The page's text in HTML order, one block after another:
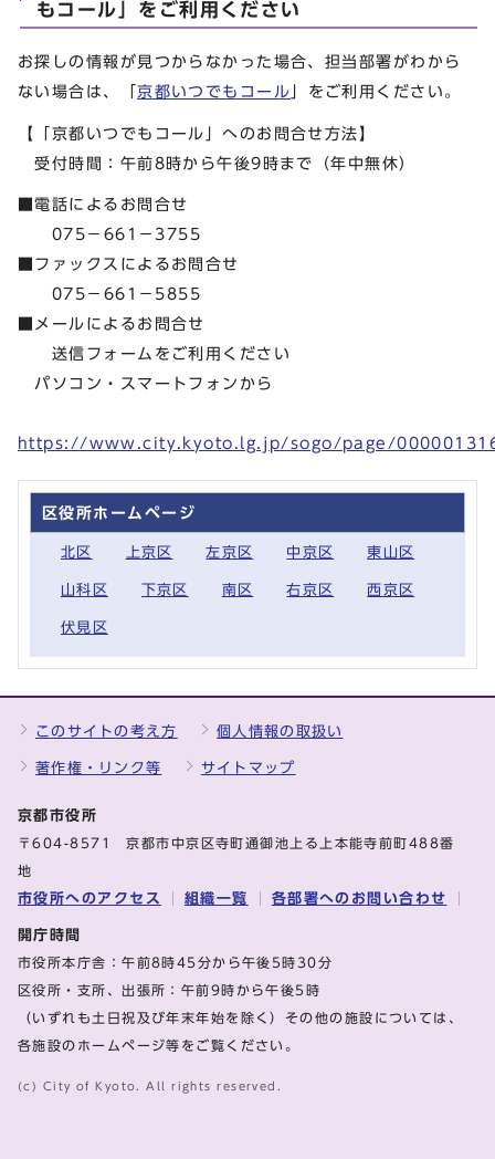
もコール」をご利用ください
お探しの情報が見つからなかった場合、担当部署がわから
ない場合は、「京都いつでもコール 」をご利用ください。
【「京都いつでもコール」へのお問合せ方法】
受付時間：午前8時から午後9時まで（年中無休）
■電話によるお問合せ
075－661－3755
■ファックスによるお問合せ
075－661－5855
■メールによるお問合せ
送信フォームをご利用ください
パソコン・スマートフォンから
https://www.city.kyoto.lg.jp/sogo/page/
区役所ホームページ
北区 上京区 左京区 中京区 東山区
山科区 下京区 南区 右京区 西京区
伏見区
このサイトの考え方 個人情報の取扱い
著作権・リンク等 サイトマップ
京都市役所
〒604-8571 京都市中京区寺町通御池上る上本能寺前町488番
地
市役所へのアクセス 組織一覧 各部署へのお問い合わせ
開庁時間
市役所本庁舎：午前8時45分から午後5時30分
区役所・支所、出張所：午前9時から午後5時
（いずれも土日祝及び年末年始を除く）その他の施設については、
各施設のホームページ等をご覧ください。
(c) City of Kyoto. All rights reserved.